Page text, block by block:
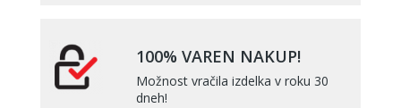
100% VAREN NAKUP!
Možnost vračila izdelka v roku 30
dneh!